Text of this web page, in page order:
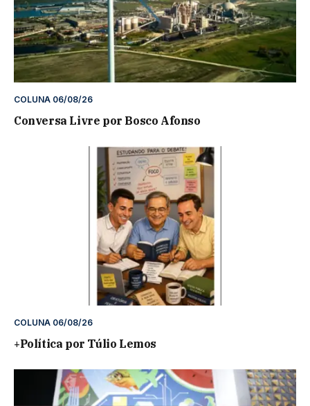
COLUNA 06/08/26
Conversa Livre por Bosco Afonso
COLUNA 06/08/26
+Política por Túlio Lemos